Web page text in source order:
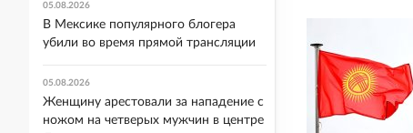
05.08.2026
В Мексике популярного блогера
убили во время прямой трансляции
05.08.2026
Женщину арестовали за нападение с
ножом на четверых мужчин в центре